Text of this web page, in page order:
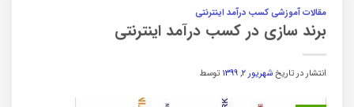
مقالات آموزشی کسب درآمد اینترنتی
برند سازی در کسب درآمد اینترنتی
انتشار در تاریخشهریور ۲, ۱۳۹۹ توسط